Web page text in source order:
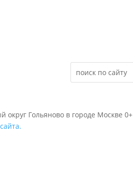
Гольяново в городе Москве 0+